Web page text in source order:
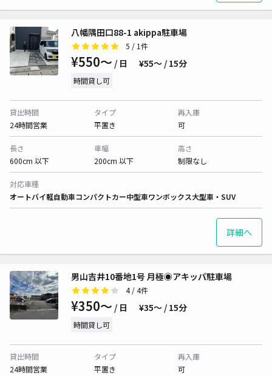
八幡隅田口88-1 akippa駐車場
5 / 1件
¥550〜 / 日 ¥55〜 / 15分
時間貸し可
貸出時間
24時間営業
タイプ
平置き
再入庫
可
長さ
600cm 以下
車幅
200cm 以下
高さ
制限なし
対応車種
オートバイ軽自動車コンパクトカー中型車ワンボックス大型車・SUV
詳細へ
男山吉井10番地1号 月極◉アキッパ駐車場
4/ 4件
¥350〜 / 日 ¥35〜 / 15分
時間貸し可
貸出時間
24時間営業
タイプ
平置き
再入庫
可